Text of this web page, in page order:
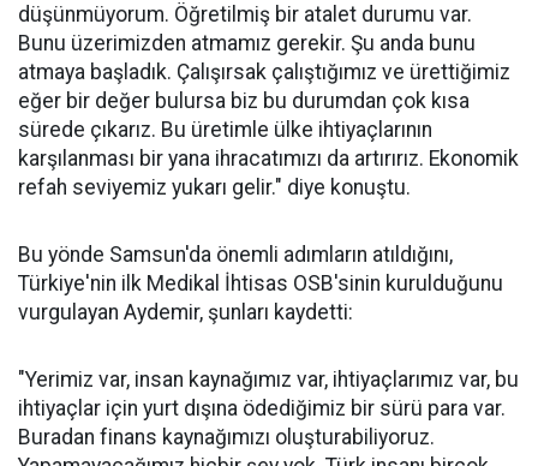
düşünmüyorum. Öğretilmiş bir atalet durumu var.
Bunu üzerimizden atmamız gerekir. Şu anda bunu
atmaya başladık. Çalışırsak çalıştığımız ve ürettiğimiz
eğer bir değer bulursa biz bu durumdan çok kısa
sürede çıkarız. Bu üretimle ülke ihtiyaçlarının
karşılanması bir yana ihracatımızı da artırırız. Ekonomik
refah seviyemiz yukarı gelir." diye konuştu.
Bu yönde Samsun'da önemli adımların atıldığını,
Türkiye'nin ilk Medikal İhtisas OSB'sinin kurulduğunu
vurgulayan Aydemir, şunları kaydetti:
"Yerimiz var, insan kaynağımız var, ihtiyaçlarımız var, bu
ihtiyaçlar için yurt dışına ödediğimiz bir sürü para var.
Buradan finans kaynağımızı oluşturabiliyoruz.